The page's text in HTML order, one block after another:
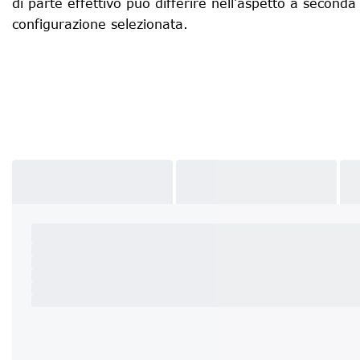
di parte effettivo può differire nell’aspetto a seconda
configurazione selezionata.